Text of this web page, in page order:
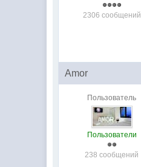
2306 сообщений
Amor
Пользователь
Пользователи
238 сообщений